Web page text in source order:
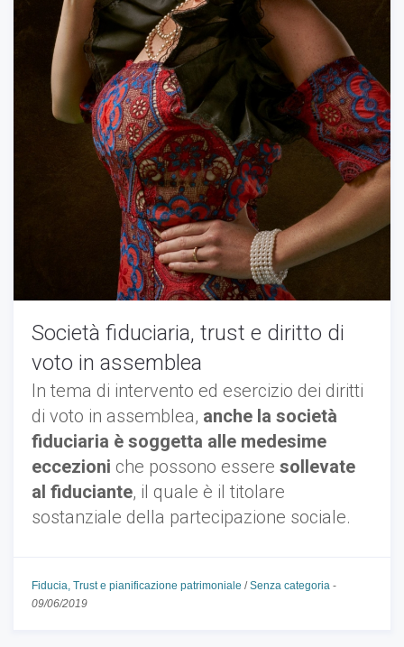
Società fiduciaria, trust e diritto di
voto in assemblea
In tema di intervento ed esercizio dei diritti
di voto in assemblea, anche la società
fiduciaria è soggetta alle medesime
eccezioni che possono essere sollevate
al fiduciante, il quale è il titolare
sostanziale della partecipazione sociale.
Fiducia, Trust e pianificazione patrimoniale /Senza categoria -
09/06/2019